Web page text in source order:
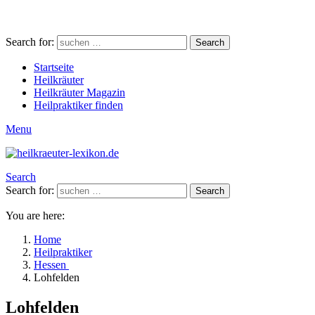
Search for: Search
Startseite
Heilkräuter
Heilkräuter Magazin
Heilpraktiker finden
Menu
Search
Search for:
Search
You are here:
Home
Heilpraktiker
Hessen
Lohfelden
Lohfelden